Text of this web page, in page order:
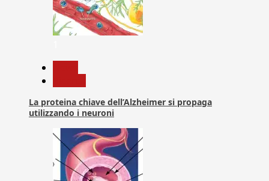
La proteina chiave dell’Alzheimer si propaga
utilizzando i neuroni